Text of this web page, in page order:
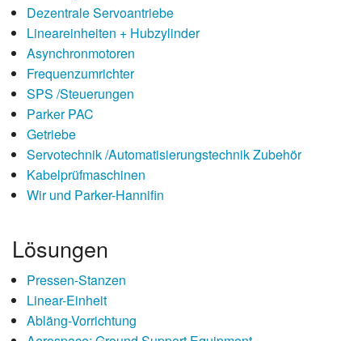
Dezentrale Servoantriebe
Lineareinheiten + Hubzylinder
Asynchronmotoren
Frequenzumrichter
SPS /Steuerungen
Parker PAC
Getriebe
Servotechnik /Automatisierungstechnik Zubehör
Kabelprüfmaschinen
Wir und Parker-Hannifin
Lösungen
Pressen-Stanzen
Linear-Einheit
Abläng-Vorrichtung